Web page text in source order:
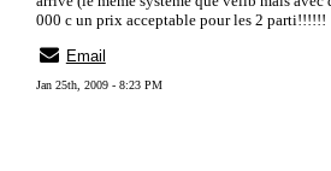
000 c un prix acceptable pour les 2 parti!!!!!!
Email
Jan 25th, 2009 - 8:23 PM